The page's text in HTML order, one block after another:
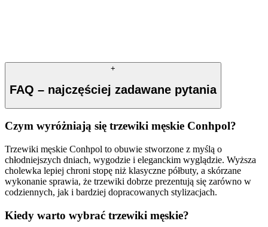
+
FAQ – najczęściej zadawane pytania
Czym wyróżniają się trzewiki męskie Conhpol?
Trzewiki męskie Conhpol to obuwie stworzone z myślą o
chłodniejszych dniach, wygodzie i eleganckim wyglądzie. Wyższa
cholewka lepiej chroni stopę niż klasyczne półbuty, a skórzane
wykonanie sprawia, że trzewiki dobrze prezentują się zarówno w
codziennych, jak i bardziej dopracowanych stylizacjach.
Kiedy warto wybrać trzewiki męskie?